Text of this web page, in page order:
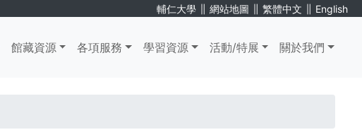
輔仁大學 ∥ 網站地圖 ∥ 繁體中文 ∥ English
館藏資源 各項服務 學習資源 活動/特展 關於我們